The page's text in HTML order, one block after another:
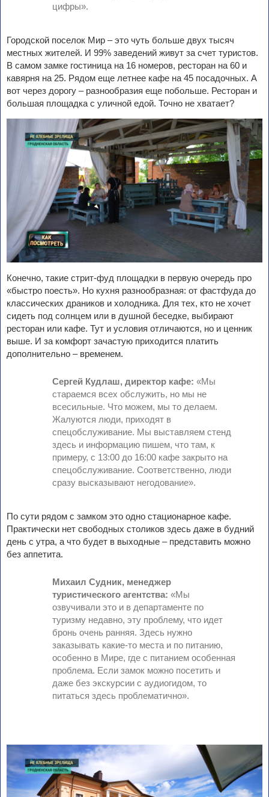
цифры».
Городской поселок Мир – это чуть больше двух тысяч
местных жителей. И 99% заведений живут за счет туристов.
В самом замке гостиница на 16 номеров, ресторан на 60 и
кавярня на 25. Рядом еще летнее кафе на 45 посадочных. А
вот через дорогу – разнообразия еще побольше. Ресторан и
большая площадка с уличной едой. Точно не хватает?
Конечно, такие стрит-фуд площадки в первую очередь про
«быстро поесть». Но кухня разнообразная: от фастфуда до
классических драников и холодника. Для тех, кто не хочет
сидеть под солнцем или в душной беседке, выбирают
ресторан или кафе. Тут и условия отличаются, но и ценник
выше. И за комфорт зачастую приходится платить
дополнительно – временем.
Сергей Кудлаш, директор кафе: «Мы
стараемся всех обслужить, но мы не
всесильные. Что можем, мы то делаем.
Жалуются люди, приходят в
спецобслуживание. Мы выставляем стенд
здесь и информацию пишем, что там, к
примеру, с 13:00 до 16:00 кафе закрыто на
спецобслуживание. Соответственно, люди
сразу высказывают негодование».
По сути рядом с замком это одно стационарное кафе.
Практически нет свободных столиков здесь даже в будний
день с утра, а что будет в выходные – представить можно
без аппетита.
Михаил Судник, менеджер
туристического агентства: «Мы
озвучивали это и в департаменте по
туризму недавно, эту проблему, что идет
бронь очень ранняя. Здесь нужно
заказывать какие-то места и по питанию,
особенно в Мире, где с питанием особенная
проблема. Если замок можно посетить и
даже без экскурсии с аудиогидом, то
питаться здесь проблематично».